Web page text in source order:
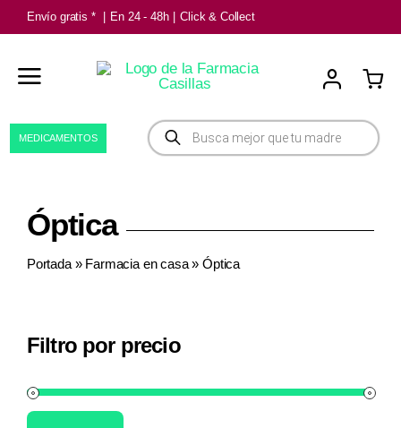
Saltar
al
contenido
Envío gratis * En 24 - 48h Click & Collect
Búsqueda
de
productos
MEDICAMENTOS
Óptica
Portada» Farmacia en casa»Óptica
Filtro por precio